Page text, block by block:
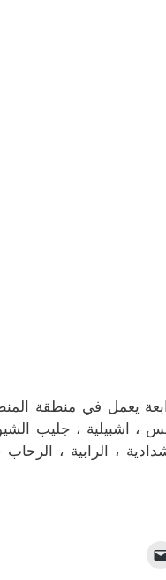
يعمل في منطقة
، اشبيلية ، جليب
، الرابية ،